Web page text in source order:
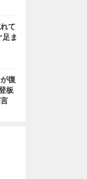
て
ま
復
板